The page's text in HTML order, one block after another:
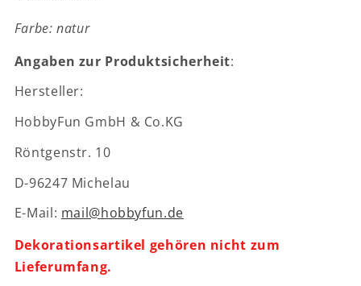
10,0
-
Wichteltür
-
Farbe: natur
Angaben zur Produktsicherheit:
Hersteller:
HobbyFun GmbH & Co.KG
Röntgenstr. 10
D-96247 Michelau
E-Mail: mail@hobbyfun.de
Dekorationsartikel gehören nicht zum
Lieferumfang.